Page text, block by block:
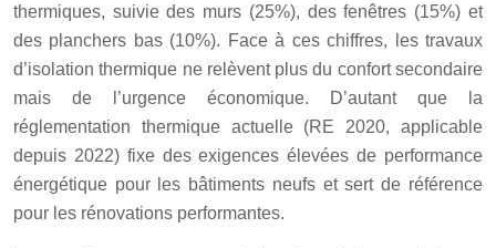
thermiques, suivie des murs (25%), des fenêtres (15%) et
des planchers bas (10%). Face à ces chiffres, les travaux
d’isolation thermique ne relèvent plus du confort secondaire
mais de l’urgence économique. D’autant que la
réglementation thermique actuelle (RE 2020, applicable
depuis 2022) fixe des exigences élevées de performance
énergétique pour les bâtiments neufs et sert de référence
pour les rénovations performantes.